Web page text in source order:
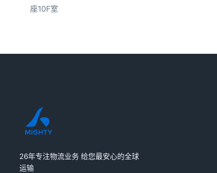
座10F室
26年专注物流业务 给您最安心的全球
运输